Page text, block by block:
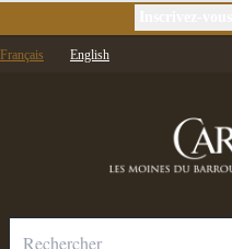
Français English